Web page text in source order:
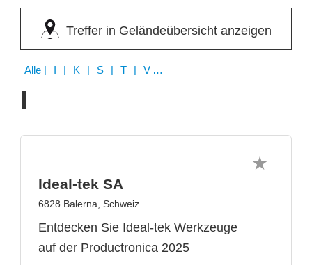
Treffer in Geländeübersicht anzeigen
Alle | I | K | S | T | V | Z
I
Ideal-tek SA
6828 Balerna, Schweiz
Entdecken Sie Ideal-tek Werkzeuge
auf der Productronica 2025